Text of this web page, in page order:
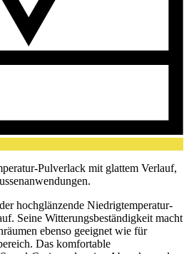
Pulverlack mit glattem Verlauf,
hochglänzende Niedrigtemperatur-
Seine Witterungsbeständigkeit macht
ebenso geeignet wie für
Das komfortable